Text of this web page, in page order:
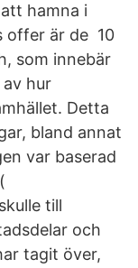
hamna i
offer är de 10
som innebär
hur
Detta
bland annat
var baserad
till
och
tagit över,